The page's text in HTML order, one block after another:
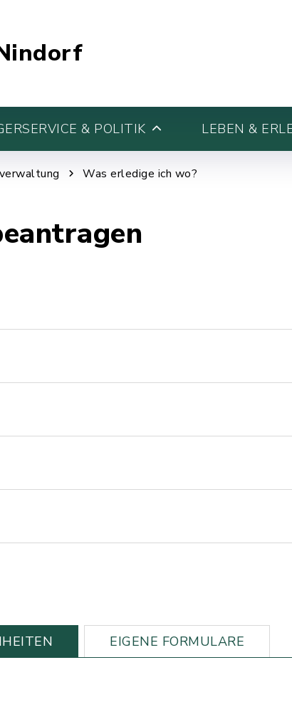
& POLITIK LEBEN &
Was erledige ich wo?
EIGENE FORMULARE